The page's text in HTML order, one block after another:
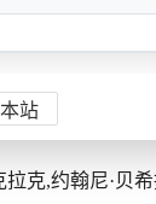
拉克,约翰尼·贝
站